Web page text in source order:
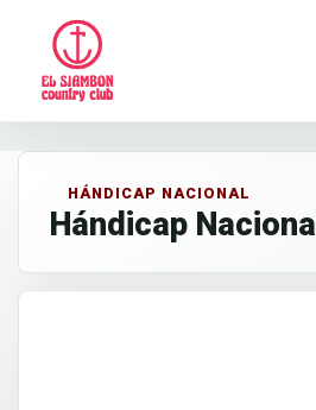
HÁNDICAP NACIONAL
Hándicap Nacional